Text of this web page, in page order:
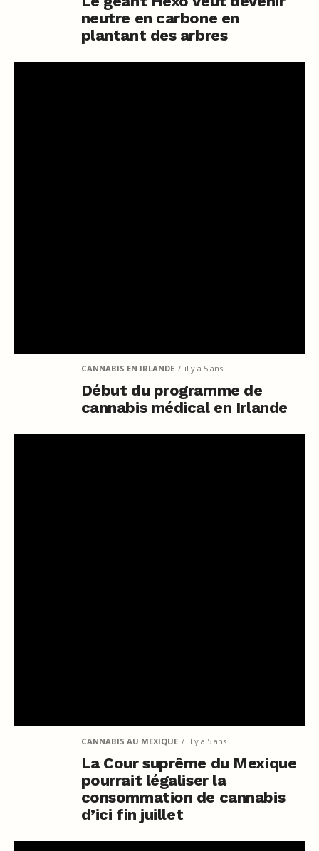
neutre en carbone en
plantant des arbres
CANNABIS EN IRLANDE il y a 5 ans
Début du programme de
cannabis médical en Irlande
CANNABIS AU MEXIQUE il y a 5 ans
La Cour suprême du Mexique
pourrait légaliser la
consommation de cannabis
d’ici fin juillet